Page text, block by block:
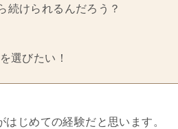
続けられるんだろう？
選びたい！
じめての経験だと思います。